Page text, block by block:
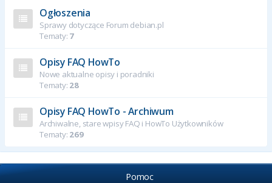
Ogłoszenia
Sprawy dotyczące Forum debian.pl
Tematy: 7
Opisy FAQ HowTo
Nowe aktualne opisy i poradniki
Tematy: 28
Opisy FAQ HowTo - Archiwum
Archiwalne, stare wpisy FAQ i HowTo Użytkowników
Tematy: 269
Pomoc